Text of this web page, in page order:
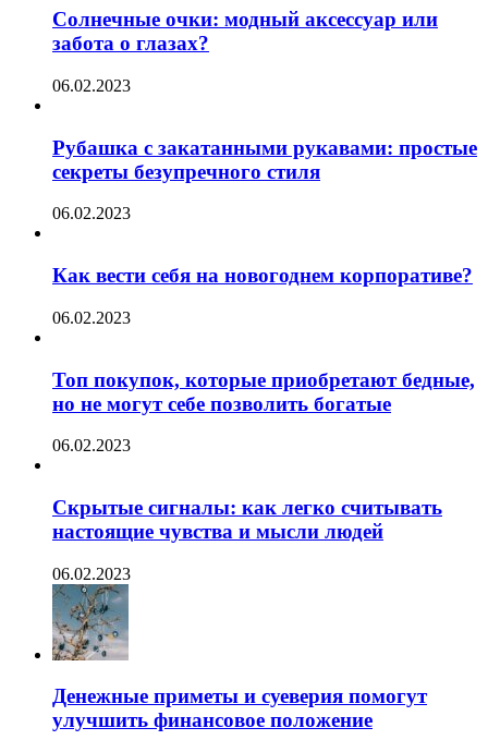
Солнечные очки: модный аксессуар или
забота о глазах?
06.02.2023
Рубашка с закатанными рукавами: простые
секреты безупречного стиля
06.02.2023
Как вести себя на новогоднем корпоративе?
06.02.2023
Топ покупок, которые приобретают бедные,
но не могут себе позволить богатые
06.02.2023
Скрытые сигналы: как легко считывать
настоящие чувства и мысли людей
06.02.2023
Денежные приметы и суеверия помогут
улучшить финансовое положение